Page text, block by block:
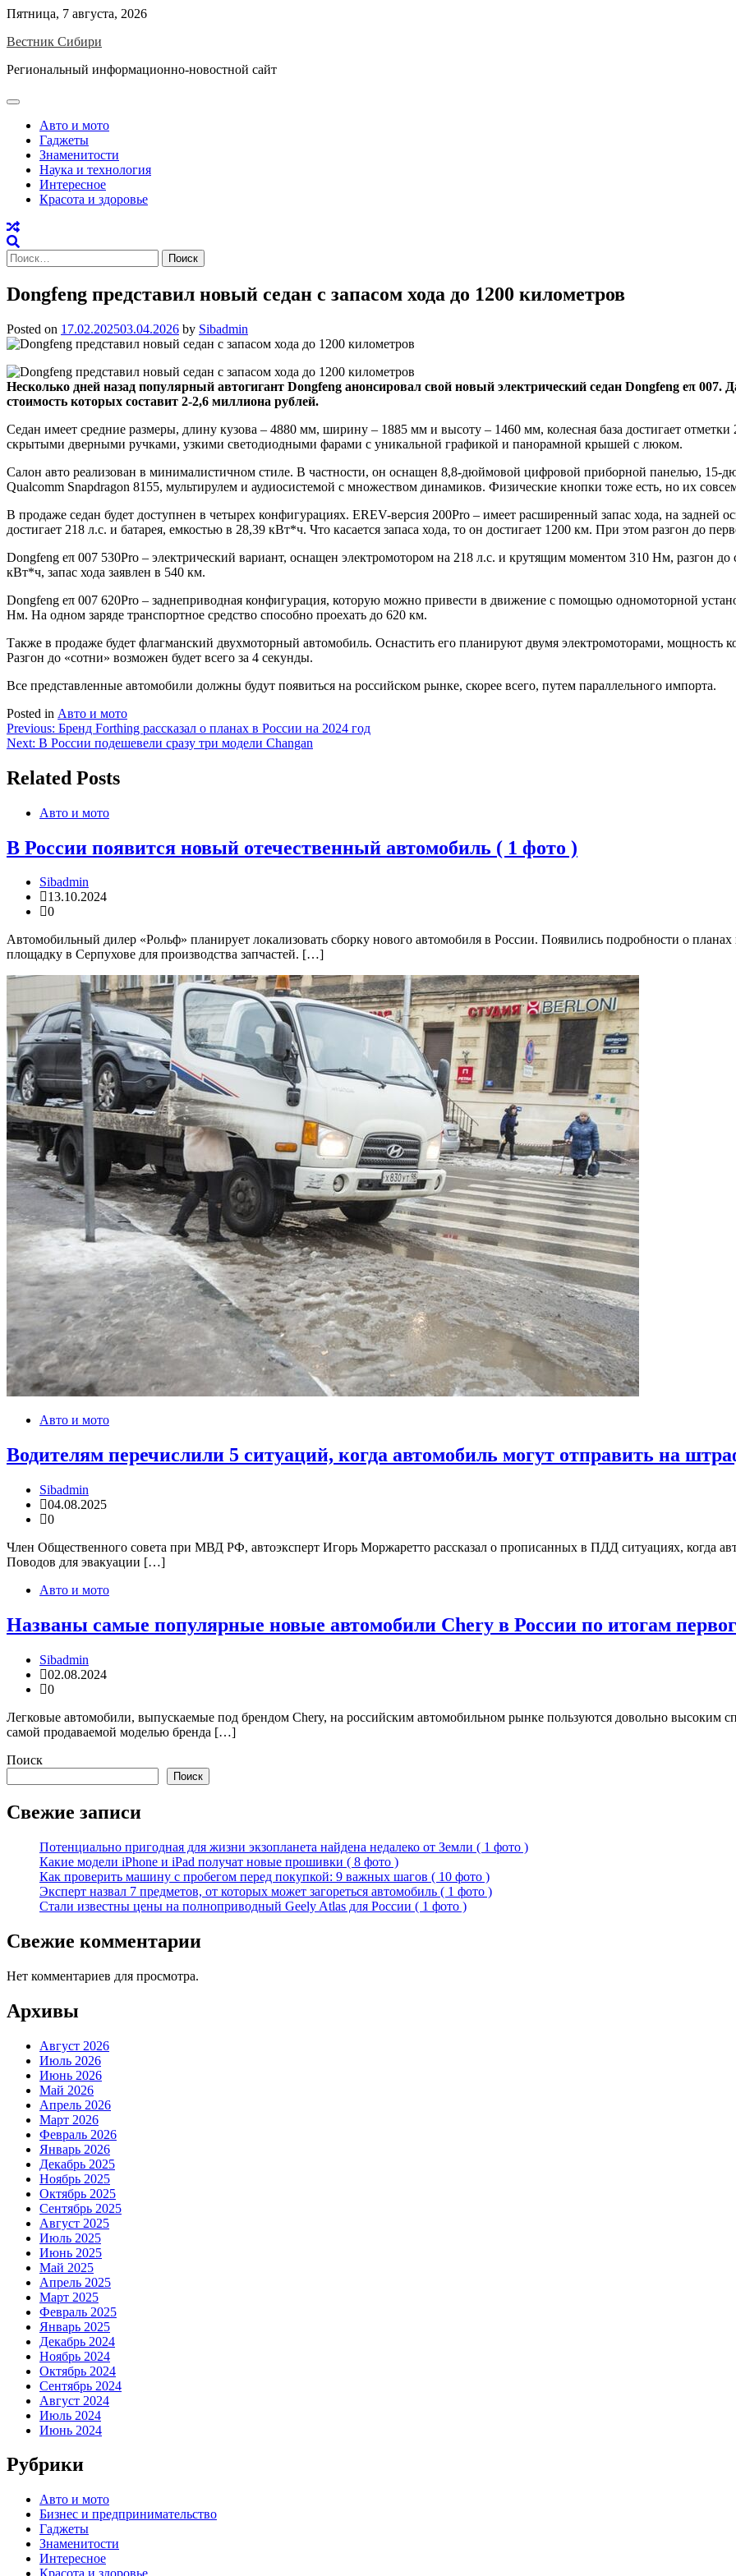
Skip
content
Пятница, 7 августа, 2026
Вестник Сибири
Региональный информационно-новостной сайт
Авто и мото
Гаджеты
Знаменитости
Наука и технология
Интересное
Красота и здоровье
Найти:
Dongfeng представил новый седан с запасом хода до 1200 километров
Posted on 17.02.202503.04.2026 by Sibadmin
Несколько дней назад популярный автогигант Dongfeng анонсировал свой новый электрический седан Dongfeng eπ
стоимость которых составит 2-2,6 миллиона рублей.
Седан имеет средние размеры, длину кузова – 4880 мм, ширину – 1885 мм и высоту – 1460 мм, колесная база достигает
скрытыми дверными ручками, узкими светодиодными фарами с уникальной графикой и панорамной крышей с люком.
Салон авто реализован в минималистичном стиле. В частности, он оснащен 8,8-дюймовой цифровой приборной панелью,
Qualcomm Snapdragon 8155, мультирулем и аудиосистемой с множеством динамиков. Физические кнопки тоже есть, но их
В продаже седан будет доступнен в четырех конфигурациях. EREV-версия 200Pro – имеет расширенный запас хода, на задней
достигает 218 л.с. и батарея, емкостью в 28,39 кВт*ч. Что касается запаса хода, то он достигает 1200 км. При этом разгон до
Dongfeng eπ 007 530Pro – электрический вариант, оснащен электромотором на 218 л.с. и крутящим моментом 310 Нм, разгон до
кВт*ч, запас хода заявлен в 540 км.
Dongfeng eπ 007 620Pro – заднеприводная конфигурация, которую можно привести в движение с помощью одномоторной
Нм. На одном заряде транспортное средство способно проехать до 620 км.
Также в продаже будет флагманский двухмоторный автомобиль. Оснастить его планируют двумя электромоторами, мощность
Разгон до «сотни» возможен будет всего за 4 секунды.
Все представленные автомобили должны будут появиться на российском рынке, скорее всего, путем параллельного импорта.
Posted in Авто и мото
Навигация
по
записям
Previous: Бренд Forthing рассказал о планах в России на 2024 год
Next: В России подешевели сразу три модели Changan
Related Posts
Авто и мото
В России появится новый отечественный автомобиль ( 1 фото )
Sibadmin
13.10.2024
0
Автомобильный дилер «Рольф» планирует локализовать сборку нового автомобиля в России. Появились подробности о планах
площадку в Серпухове для производства запчастей. […]
Авто и мото
Водителям перечислили 5 ситуаций, когда автомобиль могут отправить на
Sibadmin
04.08.2025
0
Член Общественного совета при МВД РФ, автоэксперт Игорь Моржаретто рассказал о прописанных в ПДД ситуациях, когда
Поводов для эвакуации […]
Авто и мото
Названы самые популярные новые автомобили Chery в России по итогам
Sibadmin
02.08.2024
0
Легковые автомобили, выпускаемые под брендом Chery, на российским автомобильном рынке пользуются довольно высоким
самой продаваемой моделью бренда […]
Поиск
Поиск
Свежие записи
Потенциально пригодная для жизни экзопланета найдена недалеко от Земли ( 1 фото )
Какие модели iPhone и iPad получат новые прошивки ( 8 фото )
Как проверить машину с пробегом перед покупкой: 9 важных шагов ( 10 фото )
Эксперт назвал 7 предметов, от которых может загореться автомобиль ( 1 фото )
Стали известны цены на полноприводный Geely Atlas для России ( 1 фото )
Свежие комментарии
Нет комментариев для просмотра.
Архивы
Август 2026
Июль 2026
Июнь 2026
Май 2026
Апрель 2026
Март 2026
Февраль 2026
Январь 2026
Декабрь 2025
Ноябрь 2025
Октябрь 2025
Сентябрь 2025
Август 2025
Июль 2025
Июнь 2025
Май 2025
Апрель 2025
Март 2025
Февраль 2025
Январь 2025
Декабрь 2024
Ноябрь 2024
Октябрь 2024
Сентябрь 2024
Август 2024
Июль 2024
Июнь 2024
Рубрики
Авто и мото
Бизнес и предпринимательство
Гаджеты
Знаменитости
Интересное